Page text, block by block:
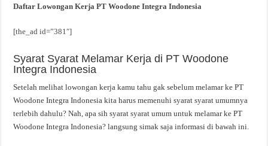
Daftar Lowongan Kerja PT Woodone Integra Indonesia
[the_ad id=”381″]
Syarat Syarat Melamar Kerja di PT Woodone
Integra Indonesia
Setelah melihat lowongan kerja kamu tahu gak sebelum melamar ke PT
Woodone Integra Indonesia kita harus memenuhi syarat syarat umumnya
terlebih dahulu? Nah, apa sih syarat syarat umum untuk melamar ke PT
Woodone Integra Indonesia? langsung simak saja informasi di bawah ini.